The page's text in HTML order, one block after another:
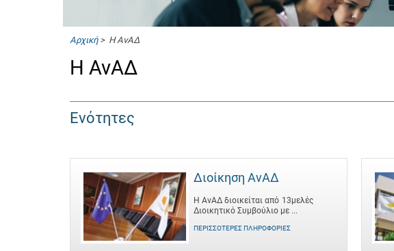
Αρχική> Η ΑνΑΔ
Η ΑνΑΔ
Ενότητες
Διοίκηση ΑνΑΔ
Η ΑνΑΔ διοικείται από 13μελές
Διοικητικό Συμβούλιο με ...
ΠΕΡΙΣΣΌΤΕΡΕΣ ΠΛΗΡΟΦΟΡΊΕΣ